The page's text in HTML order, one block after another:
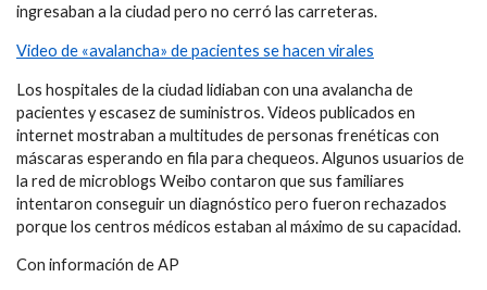
ingresaban a la ciudad pero no cerró las carreteras.
Video de «avalancha» de pacientes se hacen virales
Los hospitales de la ciudad lidiaban con una avalancha de
pacientes y escasez de suministros. Videos publicados en
internet mostraban a multitudes de personas frenéticas con
máscaras esperando en fila para chequeos. Algunos usuarios de
la red de microblogs Weibo contaron que sus familiares
intentaron conseguir un diagnóstico pero fueron rechazados
porque los centros médicos estaban al máximo de su capacidad.
Con información de AP